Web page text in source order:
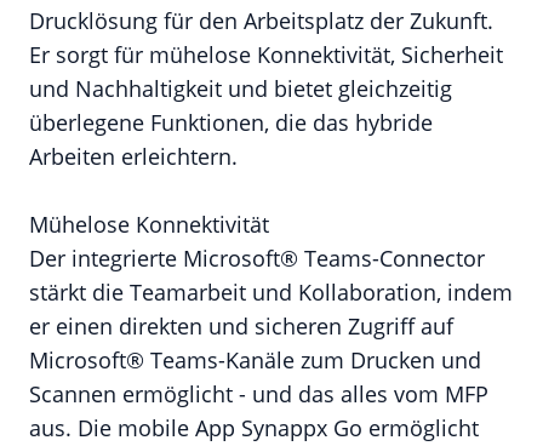
Drucklösung für den Arbeitsplatz der Zukunft.
Er sorgt für mühelose Konnektivität, Sicherheit
und Nachhaltigkeit und bietet gleichzeitig
überlegene Funktionen, die das hybride
Arbeiten erleichtern.
Mühelose Konnektivität
Der integrierte Microsoft® Teams-Connector
stärkt die Teamarbeit und Kollaboration, indem
er einen direkten und sicheren Zugriff auf
Microsoft® Teams-Kanäle zum Drucken und
Scannen ermöglicht - und das alles vom MFP
aus. Die mobile App Synappx Go ermöglicht